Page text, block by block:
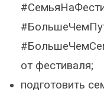
от фестиваля;
подготовить